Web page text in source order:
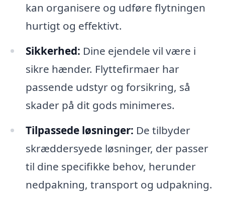
kan organisere og udføre flytningen
hurtigt og effektivt.
Sikkerhed: Dine ejendele vil være i
sikre hænder. Flyttefirmaer har
passende udstyr og forsikring, så
skader på dit gods minimeres.
Tilpassede løsninger: De tilbyder
skræddersyede løsninger, der passer
til dine specifikke behov, herunder
nedpakning, transport og udpakning.